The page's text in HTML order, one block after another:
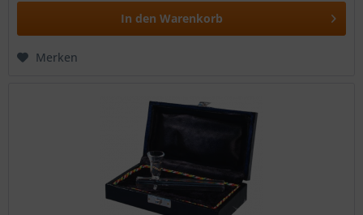
In den Warenkorb
Merken